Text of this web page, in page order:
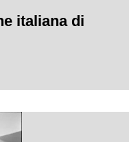
italiana di